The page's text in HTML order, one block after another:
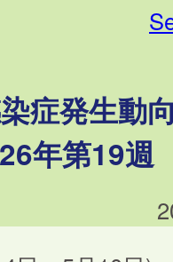
症発生動
年第19週